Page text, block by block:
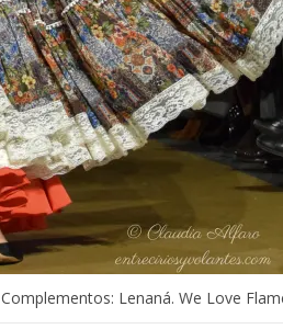
Lenaná. We Love